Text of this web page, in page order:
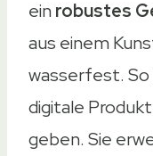
einrobustes
aus einem
wasserfest. So
digitale
geben. Sie